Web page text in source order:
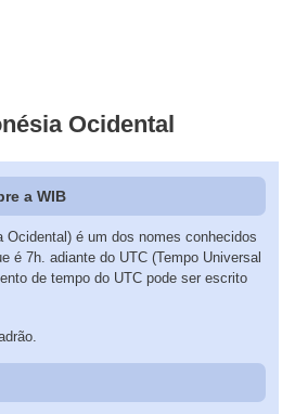
Ocidental
a WIB
Ocidental) é um dos nomes conhecidos
é 7h. adiante do UTC (Tempo Universal
de tempo do UTC pode ser escrito